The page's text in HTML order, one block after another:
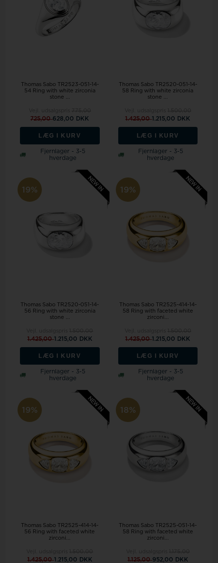
Thomas Sabo TR2523-051-14-
54 Ring with white zirconia
stone ...
725,00628,00 DKK
LÆG I KURV
Fjernlager - 3-5
hverdage
Thomas Sabo TR2520-051-14-
58 Ring with white zirconia
stone ...
1.425,001.215,00 DKK
LÆG I KURV
Fjernlager - 3-5
hverdage
19%
Thomas Sabo TR2520-051-14-
56 Ring with white zirconia
stone ...
1.425,001.215,00 DKK
LÆG I KURV
Fjernlager - 3-5
hverdage
19%
Thomas Sabo TR2525-414-14-
58 Ring with faceted white
zirconi...
1.425,001.215,00 DKK
LÆG I KURV
Fjernlager - 3-5
hverdage
19%
Thomas Sabo TR2525-414-14-
56 Ring with faceted white
zirconi...
1.425,001.215,00 DKK
18%
Thomas Sabo TR2525-051-14-
58 Ring with faceted white
zirconi...
1.125,00952,00 DKK